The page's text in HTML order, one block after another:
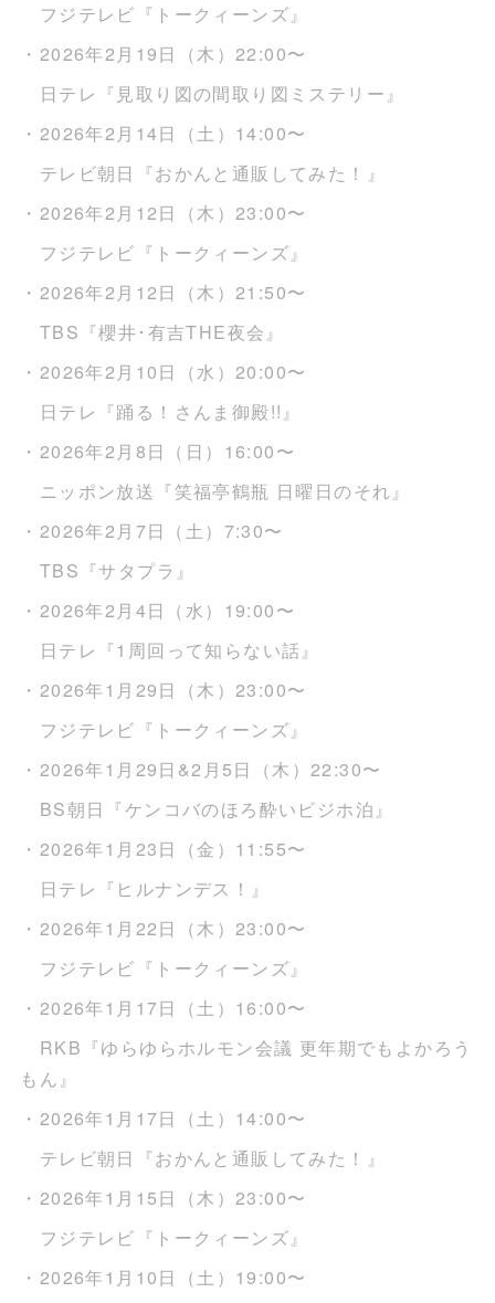
フジテレビ『トークィーンズ』
・2026年2月19日（木）22:00〜
日テレ『見取り図の間取り図ミステリー』
・2026年2月14日（土）14:00〜
テレビ朝日『おかんと通販してみた！』
・2026年2月12日（木）23:00〜
フジテレビ『トークィーンズ』
・2026年2月12日（木）21:50〜
TBS『櫻井･有吉THE夜会』
・2026年2月10日（水）20:00〜
日テレ『踊る！さんま御殿!!』
・2026年2月8日（日）16:00〜
ニッポン放送『笑福亭鶴瓶 日曜日のそれ』
・2026年2月7日（土）7:30〜
TBS『サタプラ』
・2026年2月4日（水）19:00〜
日テレ『1周回って知らない話』
・2026年1月29日（木）23:00〜
フジテレビ『トークィーンズ』
・2026年1月29日&2月5日（木）22:30〜
BS朝日『ケンコバのほろ酔いビジホ泊』
・2026年1月23日（金）11:55〜
日テレ『ヒルナンデス！』
・2026年1月22日（木）23:00〜
フジテレビ『トークィーンズ』
・2026年1月17日（土）16:00〜
RKB『ゆらゆらホルモン会議 更年期でもよかろう
もん』
・2026年1月17日（土）14:00〜
テレビ朝日『おかんと通販してみた！』
・2026年1月15日（木）23:00〜
フジテレビ『トークィーンズ』
・2026年1月10日（土）19:00〜